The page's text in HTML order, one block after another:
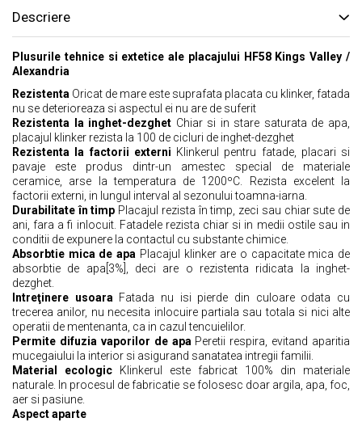
Descriere
Plusurile tehnice si extetice ale placajului HF58 Kings Valley /
Alexandria
Rezistenta Oricat de mare este suprafata placata cu klinker, fatada
nu se deterioreaza si aspectul ei nu are de suferit
Rezistenta la inghet-dezghet Chiar si in stare saturata de apa,
placajul klinker rezista la 100 de cicluri de inghet-dezghet
Rezistenta la factorii externi Klinkerul pentru fatade, placari si
pavaje este produs dintr-un amestec special de materiale
ceramice, arse la temperatura de 1200ºC. Rezista excelent la
factorii externi, in lungul interval al sezonului toamna-iarna.
Durabilitate în timp Placajul rezista în timp, zeci sau chiar sute de
ani, fara a fi inlocuit. Fatadele rezista chiar si in medii ostile sau in
conditii de expunere la contactul cu substante chimice.
Absorbtie mica de apa Placajul klinker are o capacitate mica de
absorbtie de apa[3%], deci are o rezistenta ridicata la inghet-
dezghet.
Intreţinere usoara Fatada nu isi pierde din culoare odata cu
trecerea anilor, nu necesita inlocuire partiala sau totala si nici alte
operatii de mentenanta, ca in cazul tencuielilor.
Permite difuzia vaporilor de apa Peretii respira, evitand aparitia
mucegaiului la interior si asigurand sanatatea intregii familii.
Material ecologic Klinkerul este fabricat 100% din materiale
naturale. In procesul de fabricatie se folosesc doar argila, apa, foc,
aer si pasiune.
Aspect aparte